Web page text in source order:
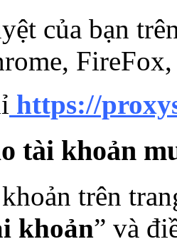
của bạn
https://
tài khoản
trên
khoản” và